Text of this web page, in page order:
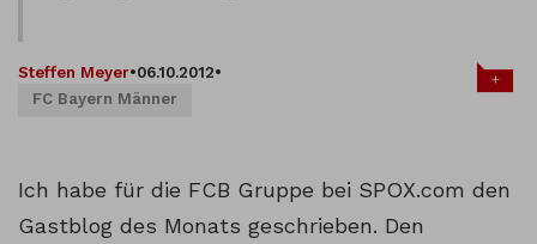
Steffen Meyer•06.10.2012•
FC Bayern Männer
+
Ich habe für die FCB Gruppe bei SPOX.com den
Gastblog des Monats geschrieben. Den